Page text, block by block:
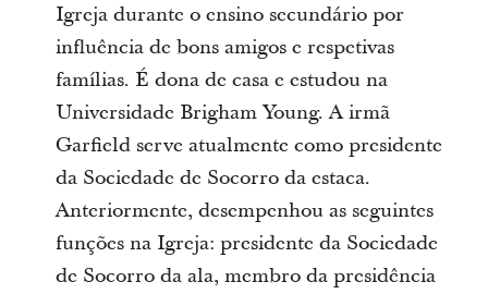
Igreja durante o ensino secundário por
influência de bons amigos e respetivas
famílias. É dona de casa e estudou na
Universidade Brigham Young. A irmã
Garfield serve atualmente como presidente
da Sociedade de Socorro da estaca.
Anteriormente, desempenhou as seguintes
funções na Igreja: presidente da Sociedade
de Socorro da ala, membro da presidência